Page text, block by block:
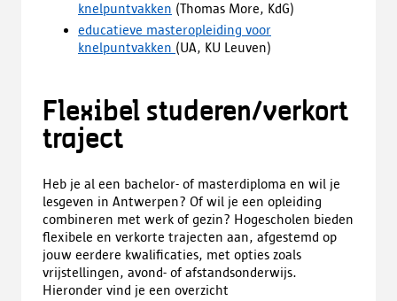
knelpuntvakken (Thomas More, KdG)
educatieve masteropleiding voor
knelpuntvakken (UA, KU Leuven)
Flexibel studeren/verkort
traject
Heb je al een bachelor- of masterdiploma en wil je
lesgeven in Antwerpen? Of wil je een opleiding
combineren met werk of gezin? Hogescholen bieden
flexibele en verkorte trajecten aan, afgestemd op
jouw eerdere kwalificaties, met opties zoals
vrijstellingen, avond- of afstandsonderwijs.
Hieronder vind je een overzicht